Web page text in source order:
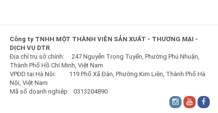
Công ty TNHH MỘT THÀNH VIÊN SẢN XUẤT - THƯƠNG MẠI -
DỊCH VỤ DTR
Địa chỉ trụ sở chính: 247 Nguyễn Trọng Tuyển, Phường Phú Nhuận,
Thành Phố Hồ Chí Minh, Việt Nam
VPĐD tại Hà Nội: 119 Phố Xã Đàn, Phường Kim Liên, Thành Phố Hà
Nội, Việt Nam
Mã số doanh nghiệp: 0313204890